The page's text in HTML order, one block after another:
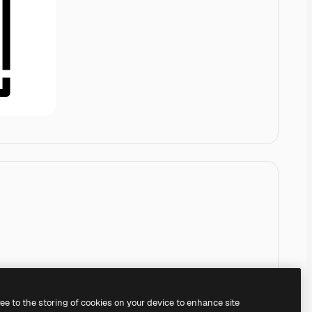
to the storing of cookies on your device to enhance site